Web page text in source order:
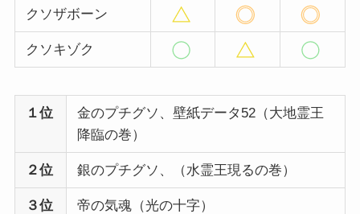
クソザボーン
クソキゾク
１位
金のプチグソ、壁紙データ52（大地霊王
降臨の巻）
２位 銀のプチグソ、（水霊王現るの巻）
３位 帝の気魂（光の十字）